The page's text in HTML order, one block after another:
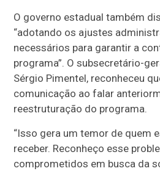
O governo estadual também
“adotando os ajustes
necessários para garantir a
programa”. O subsecretário-
Sérgio Pimentel, reconheceu
comunicação ao falar
reestruturação do programa.
“Isso gera um temor de quem
receber. Reconheço esse
comprometidos em busca da